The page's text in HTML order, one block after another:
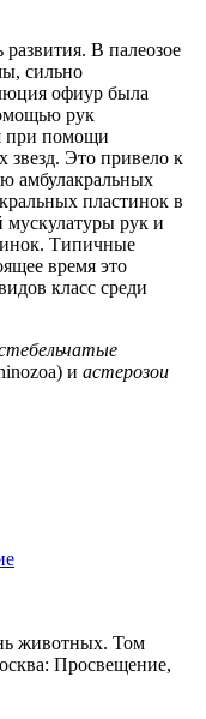
В палеозое
сильно
офиур была
рук
при помощи
звезд. Это привело к
амбулакральных
пластинок в
мускулатуры рук и
Типичные
время это
класс среди
и астерозои
животных. Том
Просвещение,